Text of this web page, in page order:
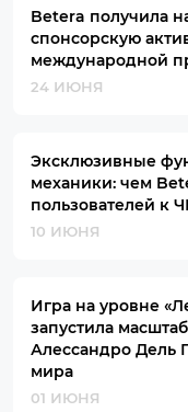
Betera получила
спонсорскую
международной
24 ИЮНЯ
Эксклюзивные
механики: чем
пользователей к
10 ИЮНЯ
Игра на уровне
запустила
Алессандро Дель
мира
01 ИЮНЯ